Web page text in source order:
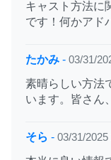
キャスト方法に
です！何かアド
たかみ - 03/31/
素晴らしい方法
います。皆さん
そら - 03/31/2025